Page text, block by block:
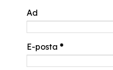
Ad
E-posta *